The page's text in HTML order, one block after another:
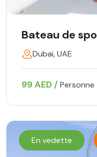
Bateau de
Dubai, UAE
99 AED / Personne
En vedette